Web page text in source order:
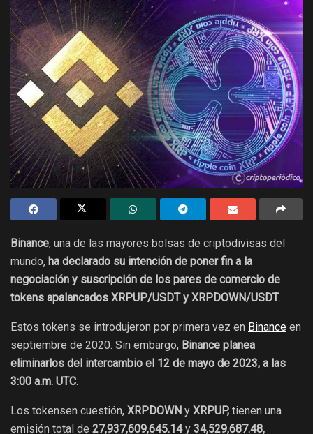
Binance, una de las mayores bolsas de criptodivisas del
mundo, ha declarado su intención de poner fin a la
negociación y suscripción de los pares de comercio de
tokens apalancados XRPUP/USDT y XRPDOWN/USDT.
Estos tokens se introdujeron por primera vez en Binance en
septiembre de 2020. Sin embargo, Binance planea
eliminarlos del intercambio el 12 de mayo de 2023, a las
3:00 a.m. UTC.
Los tokensen cuestión, XRPDOWN y XRPUP, tienen una
emisión total de 27,937,609,645.14y 34,529,687.48,